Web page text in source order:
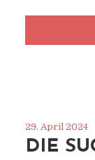
29. April 2024
DIE